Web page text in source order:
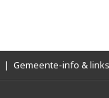
| Gemeente-info & links